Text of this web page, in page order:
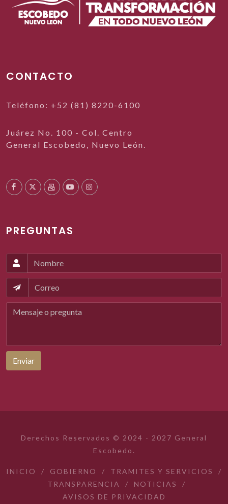
CONTACTO
Teléfono: +52 (81) 8220-6100
Juárez No. 100 - Col. Centro
General Escobedo, Nuevo León.
PREGUNTAS
Enviar
Derechos Reservados © 2024 - 2027 General
Escobedo.
INICIO / GOBIERNO / TRAMITES Y SERVICIOS
/
TRANSPARENCIA
/ NOTICIAS
/
AVISOS DE PRIVACIDAD